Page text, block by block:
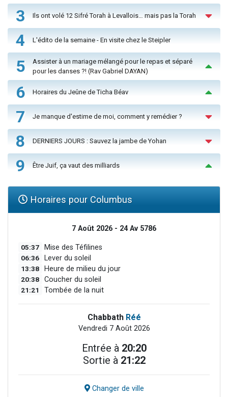
3 Ils ont volé 12 Sifré Torah à Levallois… mais pas la Torah
4 L'édito de la semaine - En visite chez le Steipler
5
Assister à un mariage mélangé pour le repas et séparé
pour les danses ?! (Rav Gabriel DAYAN)
6 Horaires du Jeûne de Ticha Béav
7 Je manque d'estime de moi, comment y remédier ?
8 DERNIERS JOURS : Sauvez la jambe de Yohan
9 Être Juif, ça vaut des milliards
Horaires pour Columbus
7 Août 2026 - 24 Av 5786
05:37 Mise des Téfilines
06:36 Lever du soleil
13:38 Heure de milieu du jour
20:38 Coucher du soleil
21:21 Tombée de la nuit
Chabbath Réé
Vendredi 7 Août 2026
Entrée à 20:20
Sortie à 21:22
Changer de ville